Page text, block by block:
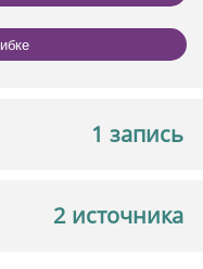
1 запись
2 источника